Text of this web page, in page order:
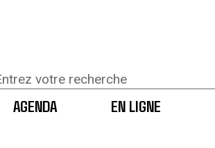
AGENDA EN LIGNE